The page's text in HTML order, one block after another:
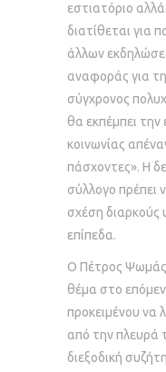
εστιατόριο
διατίθεται για
άλλων
αναφοράς για
σύγχρονος
θα εκπέμπει την
κοινωνίας
πάσχοντες». Η
σύλλογο πρέπει
σχέση διαρκούς
επίπεδα.
Ο Πέτρος
θέμα στο
προκειμένου να
από την πλευρά
διεξοδική